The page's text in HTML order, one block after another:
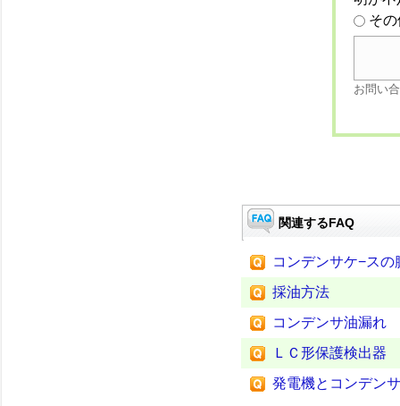
そ
お問い
関連するFAQ
コンデンサケ−スの
採油方法
コンデンサ油漏れ
ＬＣ形保護検出器
発電機とコンデンサ